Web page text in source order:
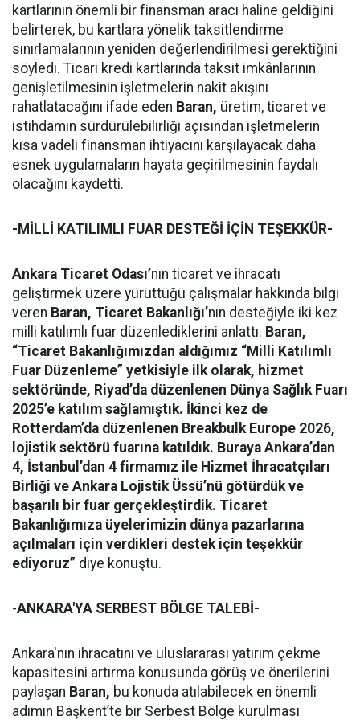
kartlarının önemli bir finansman aracı haline geldiğini
belirterek, bu kartlara yönelik taksitlendirme
sınırlamalarının yeniden değerlendirilmesi gerektiğini
söyledi. Ticari kredi kartlarında taksit imkânlarının
genişletilmesinin işletmelerin nakit akışını
rahatlatacağını ifade eden Baran, üretim, ticaret ve
istihdamın sürdürülebilirliği açısından işletmelerin
kısa vadeli finansman ihtiyacını karşılayacak daha
esnek uygulamaların hayata geçirilmesinin faydalı
olacağını kaydetti.
-MİLLİ KATILIMLI FUAR DESTEĞİ İÇİN TEŞEKKÜR-
Ankara Ticaret Odası’nın ticaret ve ihracatı
geliştirmek üzere yürüttüğü çalışmalar hakkında bilgi
veren Baran, Ticaret Bakanlığı’nın desteğiyle iki kez
milli katılımlı fuar düzenlediklerini anlattı. Baran,
“Ticaret Bakanlığımızdan aldığımız “Milli Katılımlı
Fuar Düzenleme” yetkisiyle ilk olarak, hizmet
sektöründe, Riyad’da düzenlenen Dünya Sağlık Fuarı
2025’e katılım sağlamıştık. İkinci kez de
Rotterdam’da düzenlenen Breakbulk Europe 2026,
lojistik sektörü fuarına katıldık. Buraya Ankara’dan
4, İstanbul’dan 4 firmamız ile Hizmet İhracatçıları
Birliği ve Ankara Lojistik Üssü’nü götürdük ve
başarılı bir fuar gerçekleştirdik. Ticaret
Bakanlığımıza üyelerimizin dünya pazarlarına
açılmaları için verdikleri destek için teşekkür
ediyoruz” diye konuştu.
-ANKARA'YA SERBEST BÖLGE TALEBİ-
Ankara'nın ihracatını ve uluslararası yatırım çekme
kapasitesini artırma konusunda görüş ve önerilerini
paylaşan Baran, bu konuda atılabilecek en önemli
adımın Başkent’te bir Serbest Bölge kurulması